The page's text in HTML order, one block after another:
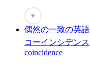
♥
偶然の一致の英語
コーインシデンス
coincidence